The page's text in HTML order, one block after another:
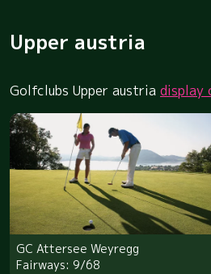
Upper austria
Golfclubs Upper austria display
GC Attersee Weyregg
Fairways: 9/68